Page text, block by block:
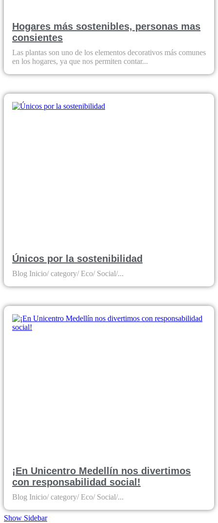
Hogares más sostenibles, personas mas
consientes
Las plantas son uno de los elementos decorativos más comunes
en los hogares, ya que nos permiten contar...
Únicos por la sostenibilidad
Blog Inicio/ category/ Eco/ Social/...
¡En Unicentro Medellín nos divertimos
con responsabilidad social!
Blog Inicio/ category/ Eco/ Social/...
Show Sidebar